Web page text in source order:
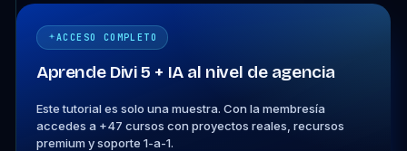
ACCESO COMPLETO
Aprende Divi 5 + IA al nivel de agencia
Este tutorial es solo una muestra. Con la membresía
accedes a +47 cursos con proyectos reales, recursos
premium y soporte 1-a-1.